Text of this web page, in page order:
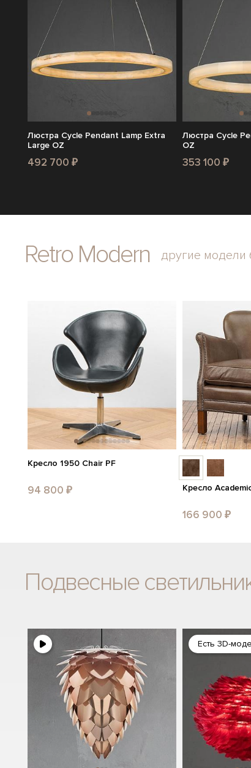
Люстра Cycle Pendant Lamp Extra
Large OZ
492 700 ₽
Люстра Cycle
OZ
353 100 ₽
Retro Modern другие модели
Кресло 1950 Chair PF
94 800 ₽ Кресло
166 900 ₽
Подвесные
Есть 3D-